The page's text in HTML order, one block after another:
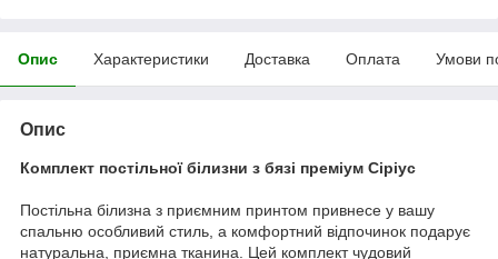
Опис Характеристики Доставка Оплата Умови
Опис
Комплект постільної білизни з бязі преміум Сіріус
Постільна білизна з приємним принтом привнесе у вашу
спальню особливий стиль, а комфортний відпочинок подарує
натуральна, приємна тканина. Цей комплект чудовий